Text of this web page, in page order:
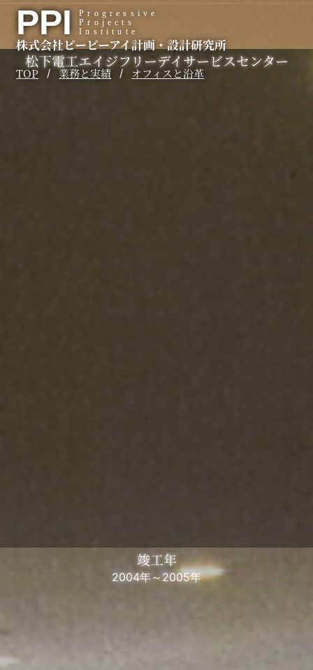
を
PPI
Progressive
Projects
Institute
株式会社ピーピーアイ計画・設計研究所
TOP /業務と実績 / オフィスと沿革
松下電工エイジフリーデイサービスセンター
竣工年
2004年～2005年